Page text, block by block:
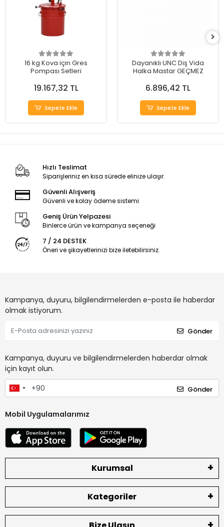
16 kg Kova için Gres
Pompası Setleri
19.167,32 TL
Sepete Ekle
Dayanıklı UNC Diş Vida
Halka Mastar GEÇMEZ
6.896,42 TL
Sepete Ekle
Hızlı Teslimat
Siparişleriniz en kısa sürede elinize ulaşır.
Güvenli Alışveriş
Güvenli ve kolay ödeme sistemi
Geniş Ürün Yelpazesi
Binlerce ürün ve kampanya seçeneği
7 / 24 DESTEK
Öneri ve şikayetlerinizi bize iletebilirsiniz.
Kampanya, duyuru, bilgilendirmelerden e-posta ile haberdar
olmak istiyorum.
Gönder
Kampanya, duyuru ve bilgilendirmelerden haberdar olmak
için kayıt olun.
Gönder
Mobil Uygulamalarımız
Kurumsal
Kategoriler